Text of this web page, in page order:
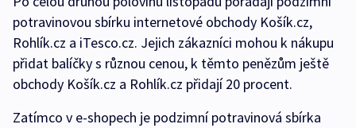
potravinovou sbírku internetové obchody Košík.cz,
Rohlík.cz a iTesco.cz. Jejich zákazníci mohou k nákupu
přidat balíčky s různou cenou, k těmto penězům ještě
obchody Košík.cz a Rohlík.cz přidají 20 procent.
Zatímco v e-shopech je podzimní potravinová sbírka